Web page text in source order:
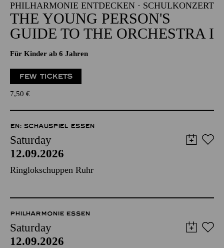
PHILHARMONIE ENTDECKEN · SCHULKONZERT
THE YOUNG PERSON'S
GUIDE TO THE ORCHESTRA I
Für Kinder ab 6 Jahren
FEW TICKETS
7,50 €
EN: SCHAUSPIEL ESSEN
Saturday
12.09.2026
Ringlokschuppen Ruhr
PHILHARMONIE ESSEN
Saturday
12.09.2026